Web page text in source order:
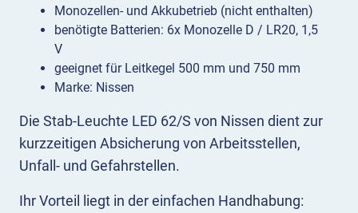
Die Stab-Leuchte LED 62/S von Nissen dient zur
kurzzeitigen Absicherung von Arbeitsstellen,
Unfall- und Gefahrstellen.
Ihr Vorteil liegt in der einfachen Handhabung:
Monozellen- und Akkubetrieb (nicht enthalten)
benötigte Batterien: 6x Monozelle D / LR20, 1,5
V
geeignet für Leitkegel 500 mm und 750 mm
Marke: Nissen